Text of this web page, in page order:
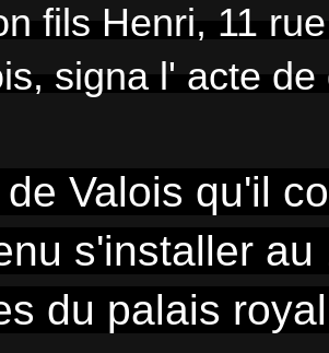
fils Henri, 11
signa l' acte
Valois qu'il
s'installer
du palais